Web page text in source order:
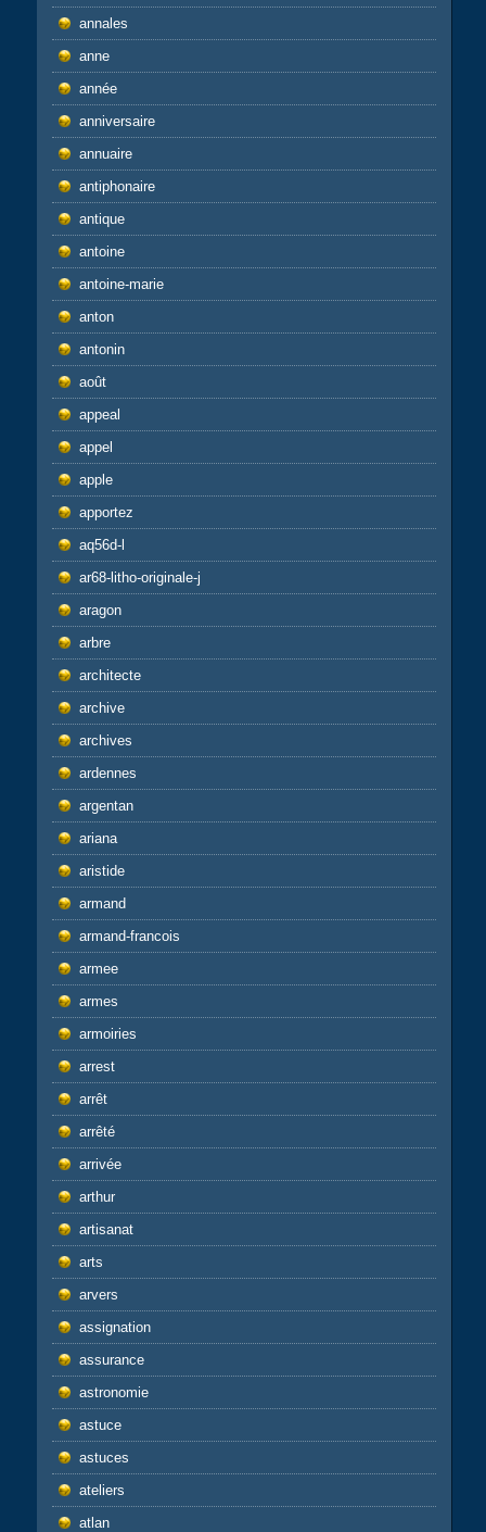
annales
anne
année
anniversaire
annuaire
antiphonaire
antique
antoine
antoine-marie
anton
antonin
août
appeal
appel
apple
apportez
aq56d-l
ar68-litho-originale-j
aragon
arbre
architecte
archive
archives
ardennes
argentan
ariana
aristide
armand
armand-francois
armee
armes
armoiries
arrest
arrêt
arrêté
arrivée
arthur
artisanat
arts
arvers
assignation
assurance
astronomie
astuce
astuces
ateliers
atlan